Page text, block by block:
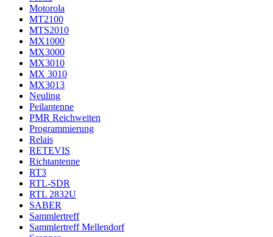
Motorola
MT2100
MTS2010
MX1000
MX3000
MX3010
MX 3010
MX3013
Neuling
Peilantenne
PMR Reichweiten
Programmierung
Relais
RETEVIS
Richtantenne
RT3
RTL-SDR
RTL 2832U
SABER
Sammlertreff
Sammlertreff Mellendorf